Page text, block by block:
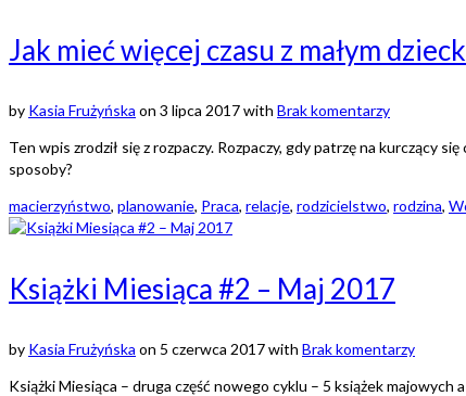
Jak mieć więcej czasu z małym
by Kasia Frużyńska on 3 lipca 2017with Brak komentarzy
Ten wpis zrodził się z rozpaczy. Rozpaczy, gdy patrzę na kurczący
sposoby?
macierzyństwo, planowanie, Praca, relacje, rodzicielstwo, rodzina,
Książki Miesiąca #2 – Maj 2017
by Kasia Frużyńska on 5 czerwca 2017with Brak komentarzy
Książki Miesiąca – druga część nowego cyklu – 5 książek majowych